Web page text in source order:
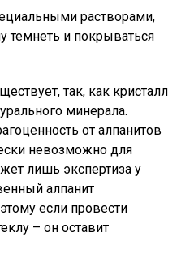
растворами,
темнеть и покрываться
так, как кристалл
минерала.
от алпанитов
невозможно для
лишь экспертиза у
алпанит
если провести
– он оставит